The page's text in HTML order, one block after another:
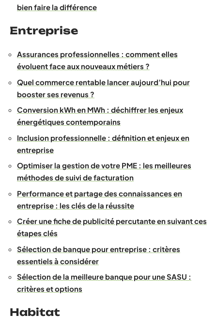
bien faire la différence
Entreprise
Assurances professionnelles : comment elles
évoluent face aux nouveaux métiers ?
Quel commerce rentable lancer aujourd’hui pour
booster ses revenus ?
Conversion kWh en MWh : déchiffrer les enjeux
énergétiques contemporains
Inclusion professionnelle : définition et enjeux en
entreprise
Optimiser la gestion de votre PME : les meilleures
méthodes de suivi de facturation
Performance et partage des connaissances en
entreprise : les clés de la réussite
Créer une fiche de publicité percutante en suivant ces
étapes clés
Sélection de banque pour entreprise : critères
essentiels à considérer
Sélection de la meilleure banque pour une SASU :
critères et options
Habitat